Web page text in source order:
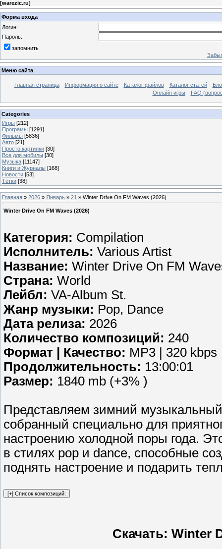
[warezic.ru]
Форма входа
Логин:
Пароль:
запомнить
Меню сайта
Главная страница Информация о сайте Каталог файлов Каталог статей
Онлайн игры
FAQ
Categories
Игры [212]
Програмы [1291]
Фильмы [5836]
Авто [21]
Просто картинки [30]
Все для мобилы [30]
Музыка [11147]
Книги и Журналы [168]
Новости [53]
Тётки [38]
Главная » 2026 » Январь » 21 » Winter Drive On FM Waves (2026)
Winter Drive On FM Waves (2026)
Категория: Compilation
Исполнитель: Various Artist
Название: Winter Drive On FM
Страна: World
Лейбл: VA-Album St.
Жанр музыки: Pop, Dance
Дата релиза: 2026
Количество композиций: 240
Формат | Качество: MP3 | 320 kbps
Продолжительность: 13:00:01
Размер: 1840 mb (+3% )
Представляем зимний
собранный специально для
настроению холодной поры года.
в стилях pop и dance, способные
поднять настроение и подарить
Скачать: Winter